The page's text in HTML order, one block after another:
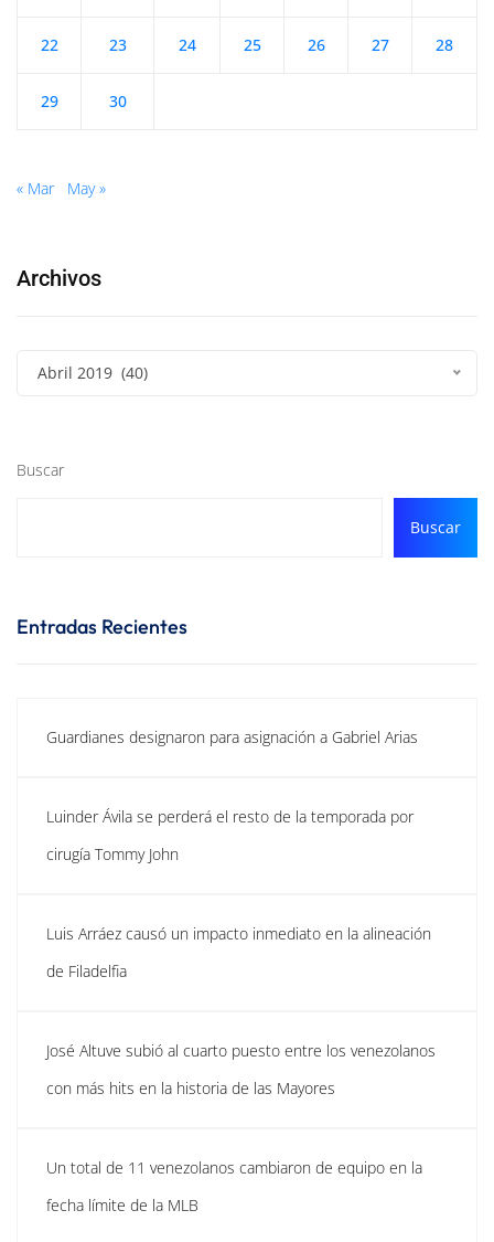
22 23 24 25 26 27 28
29 30
« Mar May »
Archivos
Abril 2019 (40)
Buscar
Buscar
Entradas Recientes
Guardianes designaron para asignación a Gabriel Arias
Luinder Ávila se perderá el resto de la temporada por
cirugía Tommy John
Luis Arráez causó un impacto inmediato en la alineación
de Filadelfia
José Altuve subió al cuarto puesto entre los venezolanos
con más hits en la historia de las Mayores
Un total de 11 venezolanos cambiaron de equipo en la
fecha límite de la MLB